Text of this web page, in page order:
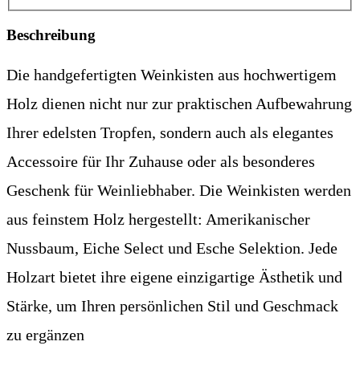
Beschreibung
Die handgefertigten Weinkisten aus hochwertigem
Holz dienen nicht nur zur praktischen Aufbewahrung
Ihrer edelsten Tropfen, sondern auch als elegantes
Accessoire für Ihr Zuhause oder als besonderes
Geschenk für Weinliebhaber. Die Weinkisten werden
aus feinstem Holz hergestellt: Amerikanischer
Nussbaum, Eiche Select und Esche Selektion. Jede
Holzart bietet ihre eigene einzigartige Ästhetik und
Stärke, um Ihren persönlichen Stil und Geschmack
zu ergänzen